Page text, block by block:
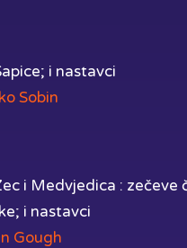
i nastavci
Sobin
i Medvjedica : zečeve
i nastavci
Gough